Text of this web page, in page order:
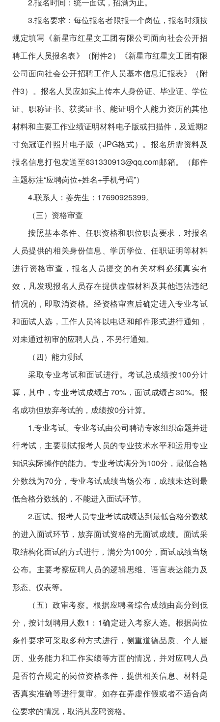
3.报名要求：每位报名者限报一个岗位，报名时须按
规定填写《新星市红星文工团有限公司面向社会公开招
聘工作人员报名表》（附件2）《新星市红星文工团有限
公司面向社会公开招聘工作人员基本信息汇报表》（附
件3）。报名人员应如实上传本人身份证、毕业证、学位
证、职称证书、获奖证书、能证明个人能力资历的其他
材料和主要工作业绩证明材料电子版或扫描件，及近期2
寸免冠证件照片电子版（JPG格式）。报名所需资料及
报名信息打包发送至631330913@qq.com邮箱。（邮件
主题标注“应聘岗位+姓名+手机号码”）
4.联系人：姜先生：17690925399。
（三）资格审查
按照基本条件、任职资格和职位职责要求，对报名
人员提供的相关身份信息、学历学位、任职证明等材料
进行资格审查，报名人员提交的有关材料必须真实有
效，凡发现报名人员存在提供虚假材料及其他违法违纪
情况的，即取消资格。经资格审查后确定进入专业考试
和面试人选，工作人员将以电话和邮件形式进行通知，
对未通过初审的应聘人员，不另行通知。
（四）能力测试
采取专业考试和面试进行。考试总成绩按100分计
算，其中，专业考试成绩占70%，面试成绩占30%。报
名成功但放弃考试的，成绩按0分计算。
1.专业考试。专业考试由公司聘请专家组织命题并进
行考试，主要测试报考人员的专业技术水平和运用专业
知识实际操作的能力。专业考试满分为100分，最低合格
分数线为70分，专业考试成绩当场公布，成绩未达到最
低合格分数线的，不能进入面试环节。
2.面试。报考人员专业考试成绩达到最低合格分数线
的进入面试环节，放弃面试资格的无面试成绩。面试采
取结构化面试的方式进行，满分为100分，面试成绩当场
公布。主要考察应聘人员的逻辑思维、语言表达能力及
形态、仪表等。
（五）政审考察。根据应聘者综合成绩由高分到低
分，按计划聘用人数1：1确定进入考察人选。根据岗位
条件要求可采取多种方式进行，侧重道德品质、个人履
历、业务能力和工作实绩等方面的情况，并对应聘人员
是否符合规定的岗位资格条件，提供相关信息、材料是
否真实准确等进行复审。如存在弄虚作假或者不适合岗
位要求的情况，取消其应聘资格。